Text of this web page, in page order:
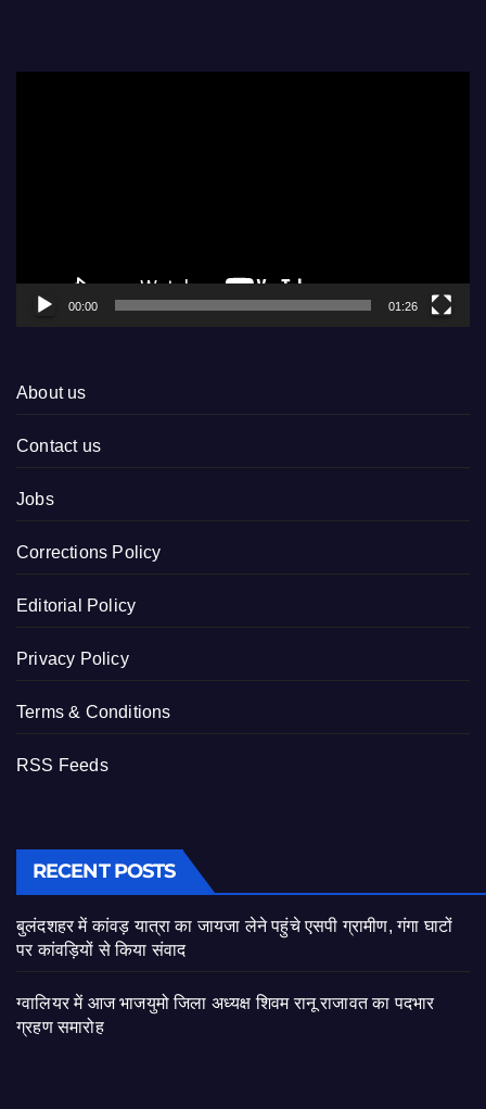
00:00 01:26
About us
Contact us
Jobs
Corrections Policy
Editorial Policy
Privacy Policy
Terms & Conditions
RSS Feeds
RECENT POSTS
बुलंदशहर में कांवड़ यात्रा का जायजा लेने पहुंचे एसपी ग्रामीण, गंगा घाटों
पर कांवड़ियों से किया संवाद
ग्वालियर में आज भाजयुमो जिला अध्यक्ष शिवम रानू राजावत का पदभार
ग्रहण समारोह